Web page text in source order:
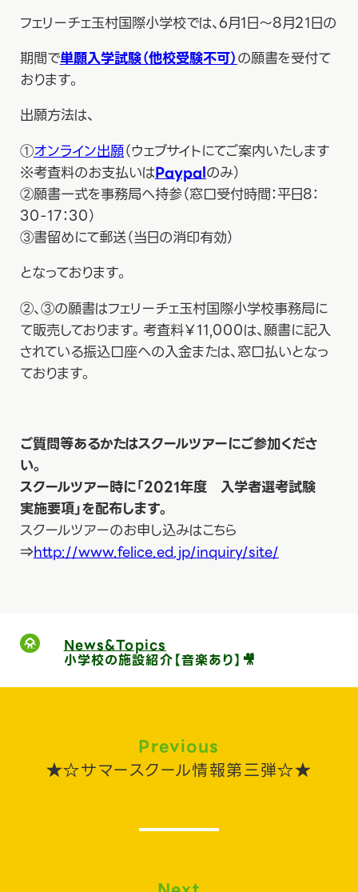
フェリーチェ玉村国際小学校では、6月1日～8月21日の
期間で単願入学試験（他校受験不可）の願書を受付て
おります。
出願方法は、
①オンライン出願（ウェブサイトにてご案内いたします
※考査料のお支払いはPaypalのみ）
②願書一式を事務局へ持参（窓口受付時間：平日8：
30-17：30）
③書留めにて郵送（当日の消印有効）
となっております。
②、③の願書はフェリーチェ玉村国際小学校事務局に
て販売しております。考査料￥11,000は、願書に記入
されている振込口座への入金または、窓口払いとなっ
ております。
ご質問等あるかたはスクールツアーにご参加くださ
い。
スクールツアー時に「2021年度 入学者選考試験
実施要項」を配布します。
スクールツアーのお申し込みはこちら
⇒http://www.felice.ed.jp/inquiry/site/
News&Topics
小学校の施設紹介【音楽あり】🎥
Previous
★☆サマースクール情報第三弾☆★